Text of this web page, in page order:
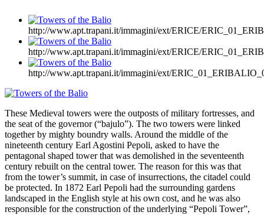
http://www.apt.trapani.it/immagini/ext/ERICE/
http://www.apt.trapani.it/immagini/ext/ERICE/
http://www.apt.trapani.it/immagini/ext/
These Medieval towers were the outposts of military fortresses, and
the seat of the governor (“bajulo”). The two towers were linked
together by mighty boundry walls. Around the middle of the
nineteenth century Earl Agostini Pepoli, asked to have the
pentagonal shaped tower that was demolished in the seventeenth
century rebuilt on the central tower. The reason for this was that
from the tower’s summit, in case of insurrections, the citadel could
be protected. In 1872 Earl Pepoli had the surrounding gardens
landscaped in the English style at his own cost, and he was also
responsible for the construction of the underlying “Pepoli Tower”,